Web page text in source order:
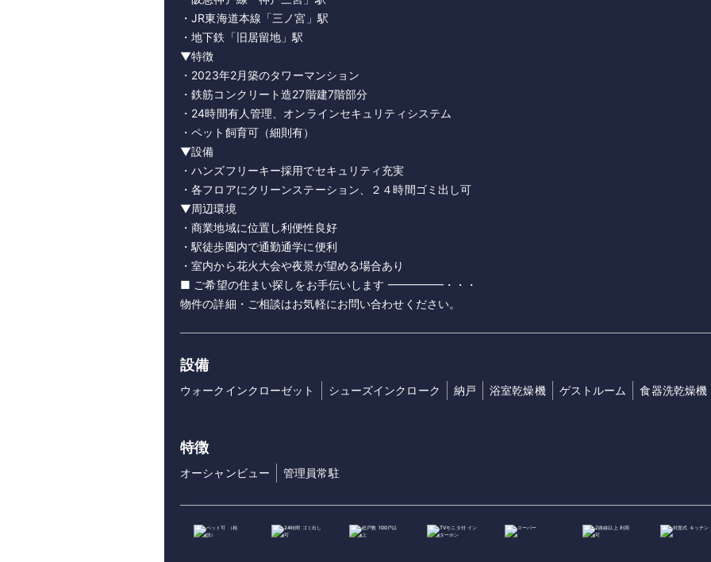
・JR東海道本線「三ノ宮」駅
・地下鉄「旧居留地」駅
▼特徴
・2023年2月築のタワーマンション
・鉄筋コンクリート造27階建7階部分
・24時間有人管理、オンラインセキュリティシステム
・ペット飼育可（細則有）
▼設備
・ハンズフリーキー採用でセキュリティ充実
・各フロアにクリーンステーション、２４時間ゴミ出し可
▼周辺環境
・商業地域に位置し利便性良好
・駅徒歩圏内で通勤通学に便利
・室内から花火大会や夜景が望める場合あり
■ ご希望の住まい探しをお手伝いします ━━━━━・・・
物件の詳細・ご相談はお気軽にお問い合わせください。
設備
ウォークインクローゼット シューズインクローク 納戸 浴室乾燥機 ゲストルーム 食器洗乾燥機
特徴
オーシャンビュー 管理員常駐